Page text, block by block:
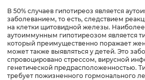
В 50% случаев гипотиреоз является
заболеванием, то есть, следствием
на клетки щитовидной железы.
аутоиммунным гипотиреозом является
который преимущественно поражает
может также выявляться у детей. Это
спровоцировано стрессом, вирусной
генетической предрасположенностью.
требует пожизненного гормонального